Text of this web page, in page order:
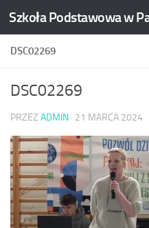
Skip to content
DSC02269
DSC02269
PRZEZ ADMIN · 21 MARCA 2024